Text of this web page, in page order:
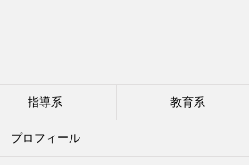
指導系 教育系
プロフィール